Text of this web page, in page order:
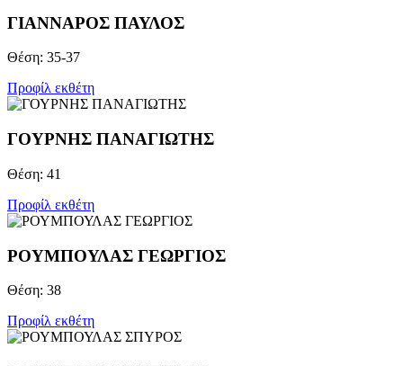
ΓΙΑΝΝΑΡΟΣ ΠΑΥΛΟΣ
Θέση: 35-37
Προφίλ εκθέτη
ΓΟΥΡΝΗΣ ΠΑΝΑΓΙΩΤΗΣ
Θέση: 41
Προφίλ εκθέτη
ΡΟΥΜΠΟΥΛΑΣ ΓΕΩΡΓΙΟΣ
Θέση: 38
Προφίλ εκθέτη